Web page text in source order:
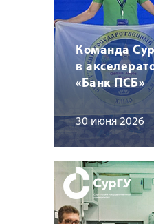
Команда
в
«Банк ПСБ»
30 июня 2026